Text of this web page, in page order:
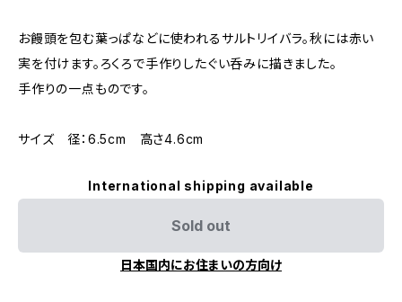
お饅頭を包む葉っぱなどに使われるサルトリイバラ。秋には赤い
実を付けます。ろくろで手作りしたぐい呑みに描きました。
手作りの一点ものです。
サイズ 径：6.5cm 高さ4.6cm
International shipping available
Sold out
日本国内にお住まいの方向け